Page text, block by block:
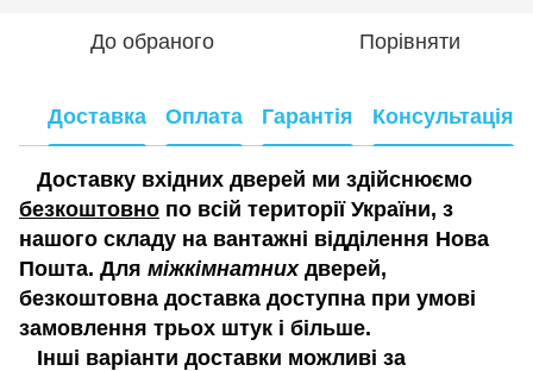
До обраного Порівняти
Доставка Оплата Гарантія Консультація
Доставку вхідних дверей ми здійснюємо
безкоштовно по всій території України, з
нашого складу на вантажні відділення Нова
Пошта. Для міжкімнатнихдверей,
безкоштовна доставка доступна при умові
замовлення трьох штук і більше.
Інші варіанти доставки можливі за